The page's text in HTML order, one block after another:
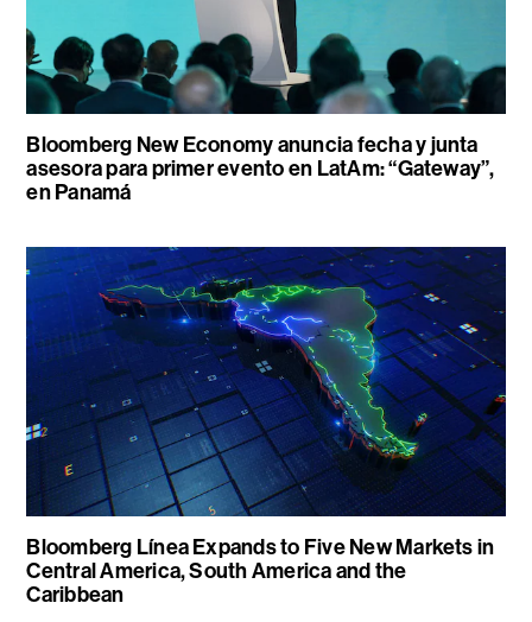
Bloomberg New Economy anuncia fecha y junta
asesora para primer evento en LatAm: “Gateway”,
en Panamá
Bloomberg Línea Expands to Five New Markets in
Central America, South America and the
Caribbean